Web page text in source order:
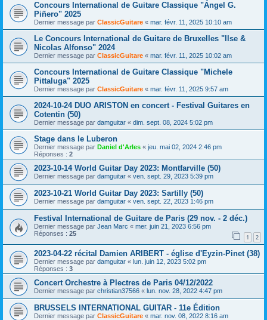
Concours International de Guitare Classique "Ángel G.
Piñero" 2025
Dernier message par ClassicGuitare « mar. févr. 11, 2025 10:10 am
Le Concours International de Guitare de Bruxelles "Ilse &
Nicolas Alfonso" 2024
Dernier message par ClassicGuitare « mar. févr. 11, 2025 10:02 am
Concours International de Guitare Classique "Michele
Pittaluga" 2025
Dernier message par ClassicGuitare « mar. févr. 11, 2025 9:57 am
2024-10-24 DUO ARISTON en concert - Festival Guitares en
Cotentin (50)
Dernier message par damguitar « dim. sept. 08, 2024 5:02 pm
Stage dans le Luberon
Dernier message par Daniel d'Arles « jeu. mai 02, 2024 2:46 pm
Réponses : 2
2023-10-14 World Guitar Day 2023: Montfarville (50)
Dernier message par damguitar « ven. sept. 29, 2023 5:39 pm
2023-10-21 World Guitar Day 2023: Sartilly (50)
Dernier message par damguitar « ven. sept. 22, 2023 1:46 pm
Festival International de Guitare de Paris (29 nov. - 2 déc.)
Dernier message par Jean Marc « mer. juin 21, 2023 6:56 pm
Réponses : 25 1 2
2023-04-22 récital Damien ARIBERT - église d'Eyzin-Pinet (38)
Dernier message par damguitar « lun. juin 12, 2023 5:02 pm
Réponses : 3
Concert Orchestre à Plectres de Paris 04/12/2022
Dernier message par christian37566 « lun. nov. 28, 2022 4:47 pm
BRUSSELS INTERNATIONAL GUITAR - 11e Édition
Dernier message par ClassicGuitare « mar. nov. 08, 2022 8:16 am